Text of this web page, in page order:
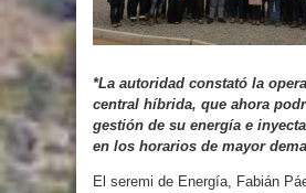
*La autoridad constató la
central híbrida, que ahora
gestión de su energía e
en los horarios de mayor
El seremi de Energía, Fabián